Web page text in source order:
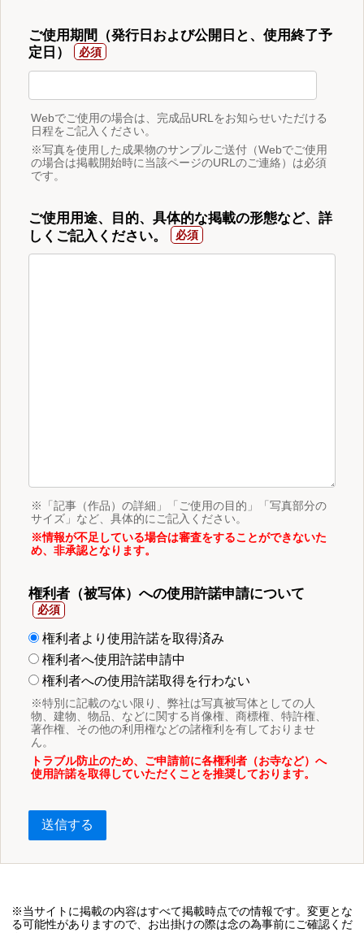
ご使用期間（発行日および公開日と、使用終了予
定日）
Webでご使用の場合は、完成品URLをお知らせいただける
日程をご記入ください。
※写真を使用した成果物のサンプルご送付（Webでご使用
の場合は掲載開始時に当該ページのURLのご連絡）は必須
です。
ご使用用途、目的、具体的な掲載の形態など、詳
しくご記入ください。
※「記事（作品）の詳細」「ご使用の目的」「写真部分の
サイズ」など、具体的にご記入ください。
※情報が不足している場合は審査をすることができないた
め、非承認となります。
権利者（被写体）への使用許諾申請について
権利者より使用許諾を取得済み
権利者へ使用許諾申請中
権利者への使用許諾取得を行わない
※特別に記載のない限り、弊社は写真被写体としての人
物、建物、物品、などに関する肖像権、商標権、特許権、
著作権、その他の利用権などの諸権利を有しておりませ
ん。
トラブル防止のため、ご申請前に各権利者（お寺など）へ
使用許諾を取得していただくことを推奨しております。
送信する
※当サイトに掲載の内容はすべて掲載時点での情報です。変更とな
る可能性がありますので、お出掛けの際は念の為事前にご確認くだ